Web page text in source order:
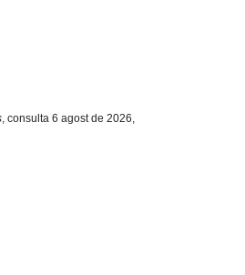
, consulta 6 agost de 2026,